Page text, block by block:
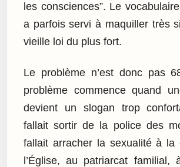
les consciences”. Le
a parfois servi à maquiller très
vieille loi du plus fort.
Le problème n’est donc pas
problème commence quand
devient un slogan trop
fallait sortir de la police des
fallait arracher la sexualité à la
l’Église, au patriarcat familial,